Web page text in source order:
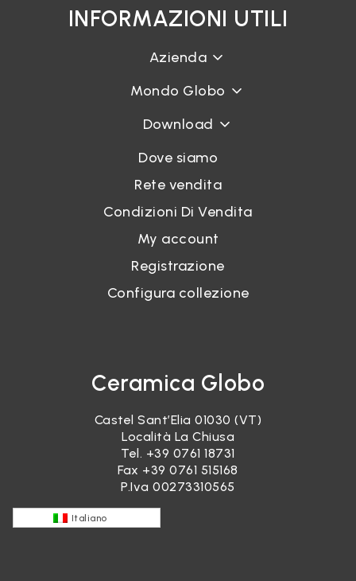
INFORMAZIONI UTILI
Azienda
Mondo Globo
Download
Dove siamo
Rete vendita
Condizioni Di Vendita
My account
Registrazione
Configura collezione
Ceramica Globo
Castel Sant’Elia 01030 (VT)
Località La Chiusa
Tel. +39 0761 18731
Fax +39 0761 515168
P.Iva 00273310565
Italiano